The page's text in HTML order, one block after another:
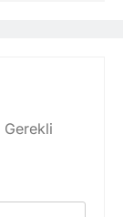
Gerekli